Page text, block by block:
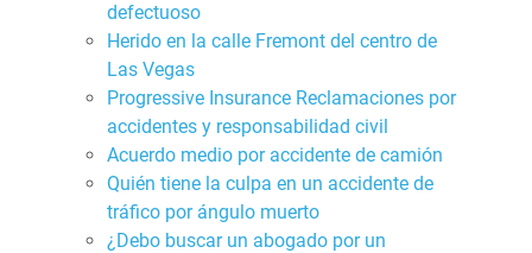
defectuoso
Herido en la calle Fremont del centro de
Las Vegas
Progressive Insurance Reclamaciones por
accidentes y responsabilidad civil
Acuerdo medio por accidente de camión
Quién tiene la culpa en un accidente de
tráfico por ángulo muerto
¿Debo buscar un abogado por un